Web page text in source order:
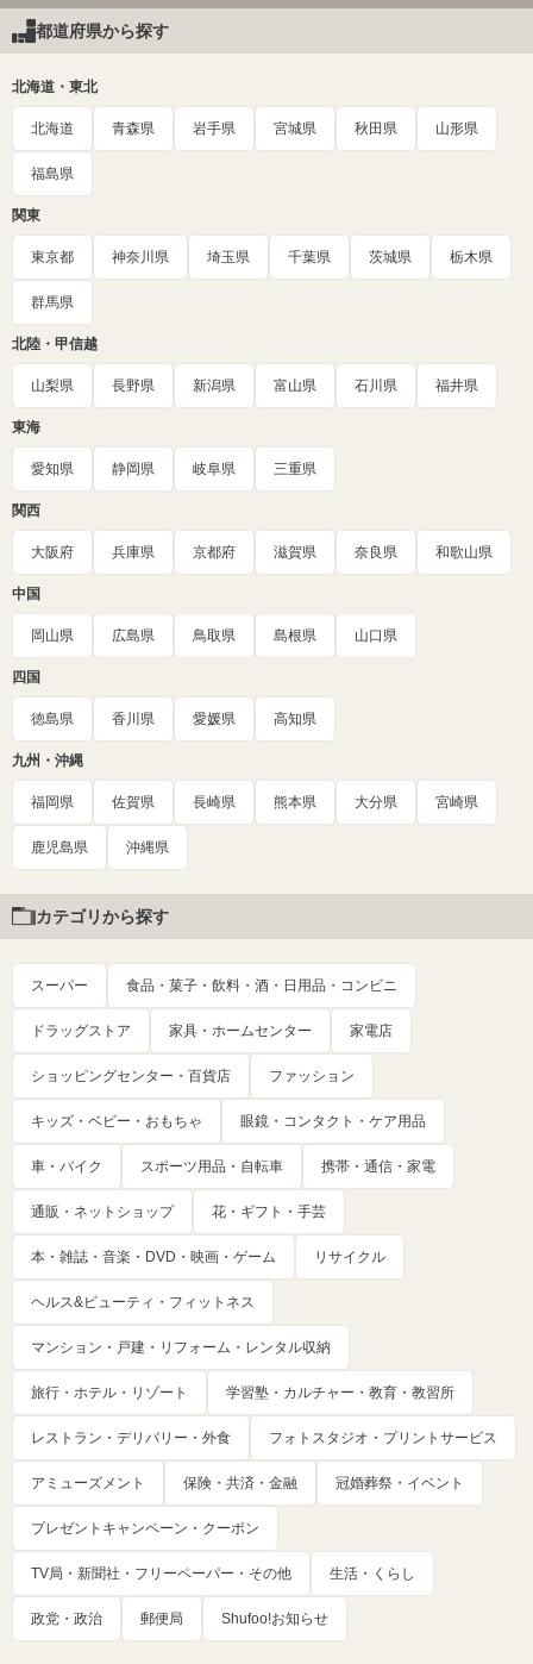
都道府県から探す
北海道・東北
北海道 青森県 岩手県 宮城県 秋田県 山形県
福島県
関東
東京都 神奈川県 埼玉県 千葉県 茨城県 栃木県
群馬県
北陸・甲信越
山梨県 長野県 新潟県 富山県 石川県 福井県
東海
愛知県 静岡県 岐阜県 三重県
関西
大阪府 兵庫県 京都府 滋賀県 奈良県 和歌山県
中国
岡山県 広島県 鳥取県 島根県 山口県
四国
徳島県 香川県 愛媛県 高知県
九州・沖縄
福岡県 佐賀県 長崎県 熊本県 大分県 宮崎県
鹿児島県 沖縄県
カテゴリから探す
スーパー 食品・菓子・飲料・酒・日用品・コンビニ
ドラッグストア 家具・ホームセンター 家電店
ショッピングセンター・百貨店 ファッション
キッズ・ベビー・おもちゃ 眼鏡・コンタクト・ケア用品
車・バイク スポーツ用品・自転車 携帯・通信・家電
通販・ネットショップ 花・ギフト・手芸
本・雑誌・音楽・DVD・映画・ゲーム リサイクル
ヘルス&ビューティ・フィットネス
マンション・戸建・リフォーム・レンタル収納
旅行・ホテル・リゾート 学習塾・カルチャー・教育・教習所
レストラン・デリバリー・外食 フォトスタジオ・プリントサービス
アミューズメント 保険・共済・金融 冠婚葬祭・イベント
プレゼントキャンペーン・クーポン
TV局・新聞社・フリーペーパー・その他 生活・くらし
政党・政治 郵便局 Shufoo!お知らせ